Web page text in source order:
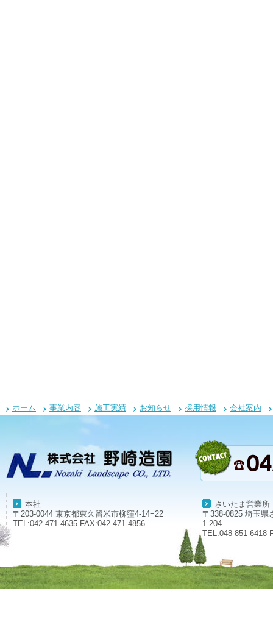
ホーム 事業内容 施工実績 お知らせ 採用情報 会社案内
本社
〒203-0044 東京都東久留米市柳窪4-14−22
TEL:042-471-4635 FAX:042-471-4856
さいたま営業所
〒338-0825 埼玉県
1-204
TEL:048-851-6418